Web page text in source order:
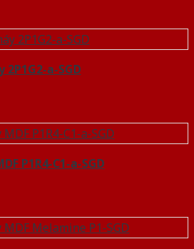
2P1G2-a-SGD
P1R4-C1-a-SGD